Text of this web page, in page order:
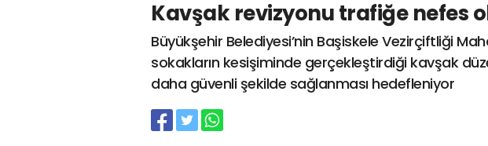
Kavşak revizyonu trafiğe nefes
Büyükşehir Belediyesi’nin Başiskele Vezirçiftliği
sokakların kesişiminde gerçekleştirdiği kavşak
daha güvenli şekilde sağlanması hedefleniyor